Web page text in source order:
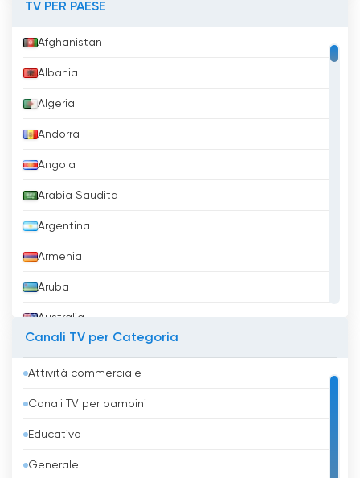
TV PER PAESE
Afghanistan
Albania
Algeria
Andorra
Angola
Arabia Saudita
Argentina
Armenia
Aruba
Australia
Azerbaigian
Bahrein
Bangladesh
Barbados
Canali TV per Categoria
Attività commerciale
Canali TV per bambini
Educativo
Generale